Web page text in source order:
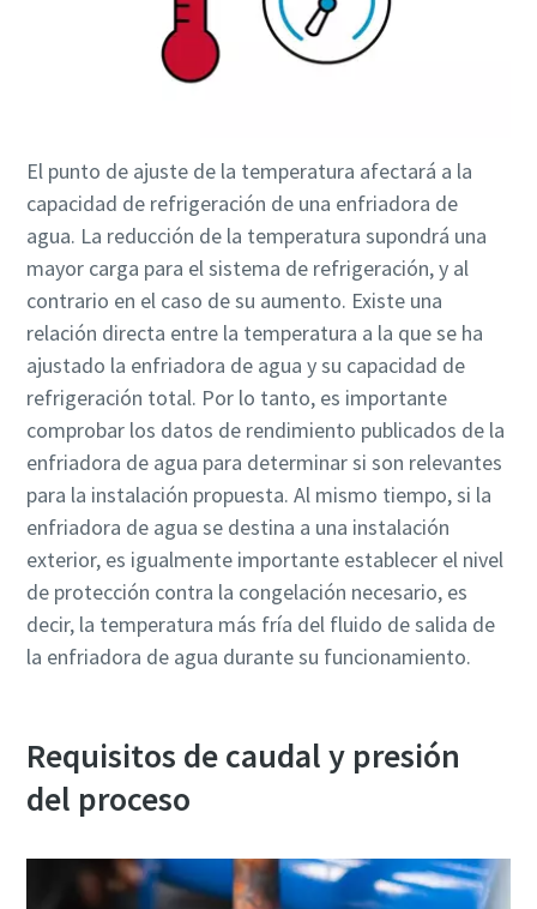
El punto de ajuste de la temperatura afectará a la
capacidad de refrigeración de una enfriadora de
agua. La reducción de la temperatura supondrá una
mayor carga para el sistema de refrigeración, y al
contrario en el caso de su aumento. Existe una
relación directa entre la temperatura a la que se ha
ajustado la enfriadora de agua y su capacidad de
refrigeración total. Por lo tanto, es importante
comprobar los datos de rendimiento publicados de la
enfriadora de agua para determinar si son relevantes
para la instalación propuesta. Al mismo tiempo, si la
enfriadora de agua se destina a una instalación
exterior, es igualmente importante establecer el nivel
de protección contra la congelación necesario, es
decir, la temperatura más fría del fluido de salida de
la enfriadora de agua durante su funcionamiento.
Requisitos de caudal y presión
del proceso